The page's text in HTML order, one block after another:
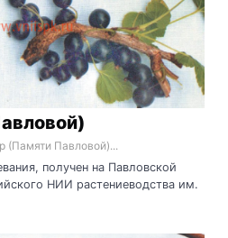
(Памяти Павловой)...
получен на Павловской
НИИ растениеводства им.